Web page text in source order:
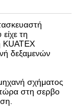
τη
KUATEX
δεξαμενών
σχήματος
στη σερβο